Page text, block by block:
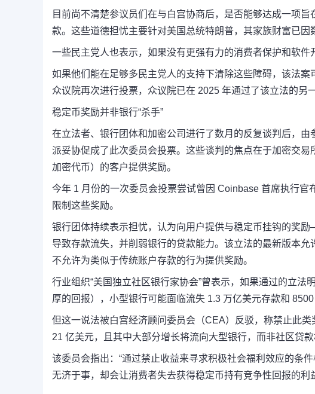
目前尚不清楚参议员们在与白宫协商后，是否能够达成一项
款。这些道德担忧主要针对美国总统特朗普，其家族财富已因
一些民主党人也表示，如果没有更强有力的消费者保护和软件
如果他们能在足够多民主党人的支持下清除这些障碍，该法
众议院再次进行投票，众议院已在 2025 年通过了该立法的另
稳定币奖励并非银行“杀手”
在立法者、银行团体和加密公司进行了数月的反复谈判后，由
派妥协促成了此次委员会投票。这些谈判的焦点在于加密交
加密代币）的客户提供奖励。
今年 1 月份的一次委员会投票尝试曾因 Coinbase 首席执行
限制这些奖励。
银行团体持续表示担忧，认为向用户提供与稳定币挂钩的
导致存款流失，并削弱银行的贷款能力。 该立法的最新版本允
不允许为类似于传统账户存款的行为提供奖励。
行业组织“美国独立社区银行家协会”曾表示，如果通过的立
厚的回报），小型银行可能面临流失 1.3 万亿美元存款和 8500
但这一说法被白宫经济顾问委员会（CEA）反驳，称禁止此
21 亿美元，且其中大部分增长将流向大型银行，而非社区贷款
该委员会指出：“通过禁止收益来寻求积极社会福利效应的条
无济于事，却会让消费者失去获得稳定币持有竞争性回报的利